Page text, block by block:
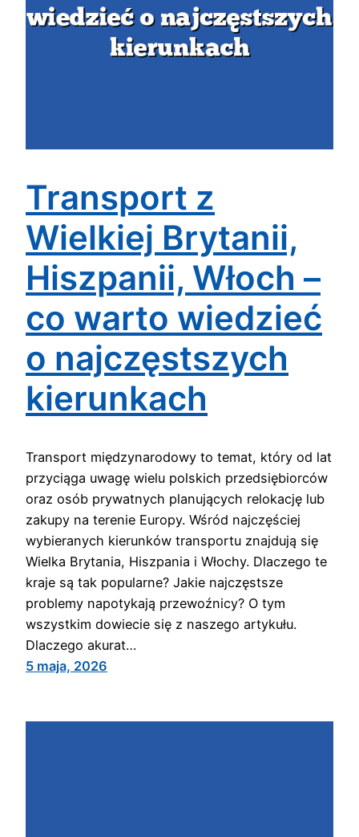
Transport z
Wielkiej Brytanii,
Hiszpanii, Włoch –
co warto wiedzieć
o najczęstszych
kierunkach
Transport międzynarodowy to temat, który od lat
przyciąga uwagę wielu polskich przedsiębiorców
oraz osób prywatnych planujących relokację lub
zakupy na terenie Europy. Wśród najczęściej
wybieranych kierunków transportu znajdują się
Wielka Brytania, Hiszpania i Włochy. Dlaczego te
kraje są tak popularne? Jakie najczęstsze
problemy napotykają przewoźnicy? O tym
wszystkim dowiecie się z naszego artykułu.
Dlaczego akurat…
5 maja, 2026